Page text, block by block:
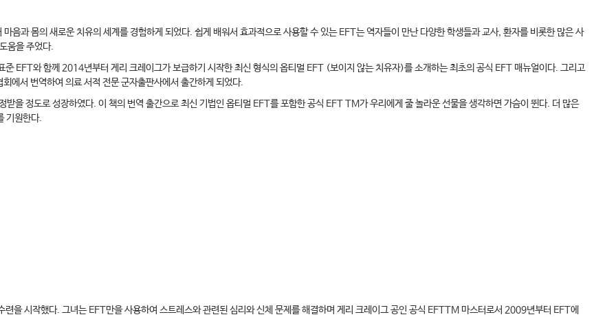
음과 몸의 새로운 치유의 세계를 경험하게 되었다. 쉽게 배워서 효과적으로 사용할 수 있는 EFT는 역자들이 만난 다양한 학생들과 교사, 환자를 비롯한 많은 사
움을 주었다.
준 EFT와 함께 2014년부터 게리 크레이그가 보급하기 시작한 최신 형식의 옵티멀 EFT (보이지 않는 치유자)를 소개하는 최초의 공식 EFT 매뉴얼이다. 그리고
서 번역하여 의료 서적 전문 군자출판사에서 출간하게 되었다.
을 정도로 성장하였다. 이 책의 번역 출간으로 최신 기법인 옵티멀 EFT를 포함한 공식 EFT TM가 우리에게 줄 놀라운 선물을 생각하면 가슴이 뛴다. 더 많은
기원한다.
을 시작했다. 그녀는 EFT만을 사용하여 스트레스와 관련된 심리와 신체 문제를 해결하며 게리 크레이그 공인 공식 EFTTM 마스터로서 2009년부터 EFT에